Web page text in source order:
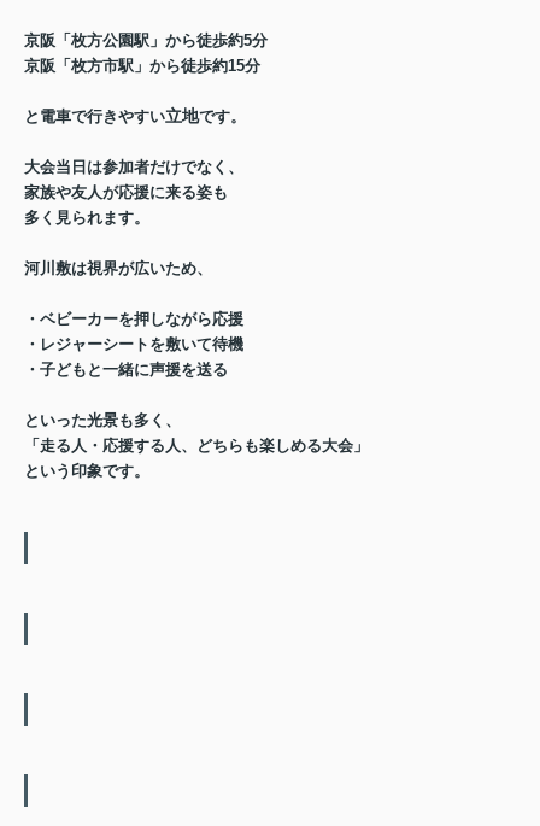
京阪「枚方公園駅」から徒歩約5分
京阪「枚方市駅」から徒歩約15分
と 電車で行きやすい立地です。
大会当日は参加者だけでなく、
家族や友人が応援に来る姿も
多く見られます。
河川敷は視界が広いため、
・ベビーカーを押しながら応援
・レジャーシートを敷いて待機
・子どもと一緒に声援を送る
といった光景も多く、
「走る人・応援する人、どちらも楽しめる大会」
という印象です。